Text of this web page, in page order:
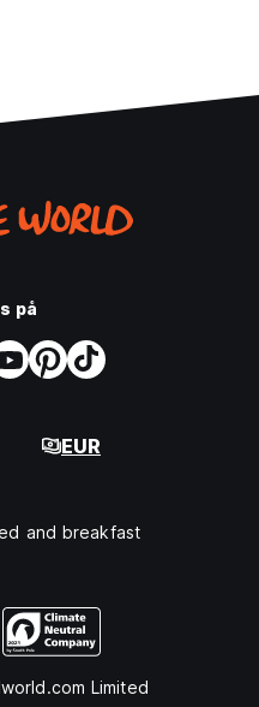
på
EUR
and breakfast
Limited